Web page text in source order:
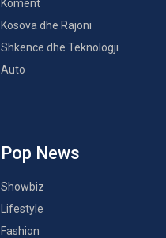
Koment
Kosova dhe Rajoni
Shkencë dhe Teknologji
Auto
Pop News
Showbiz
Lifestyle
Fashion